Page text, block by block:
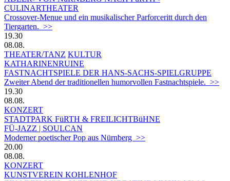
CULINARTHEATER
Crossover-Menue und ein musikalischer Parforceritt durch den
Tiergarten. >>
19.30
08.08.
THEATER/TANZ KULTUR
KATHARINENRUINE
FASTNACHTSPIELE DER HANS-SACHS-SPIELGRUPPE
Zweiter Abend der traditionellen humorvollen Fastnachtspiele. >>
19.30
08.08.
KONZERT
STADTPARK FüRTH & FREILICHTBüHNE
FÜ-JAZZ | SOULCAN
Moderner poetischer Pop aus Nürnberg >>
20.00
08.08.
KONZERT
KUNSTVEREIN KOHLENHOF